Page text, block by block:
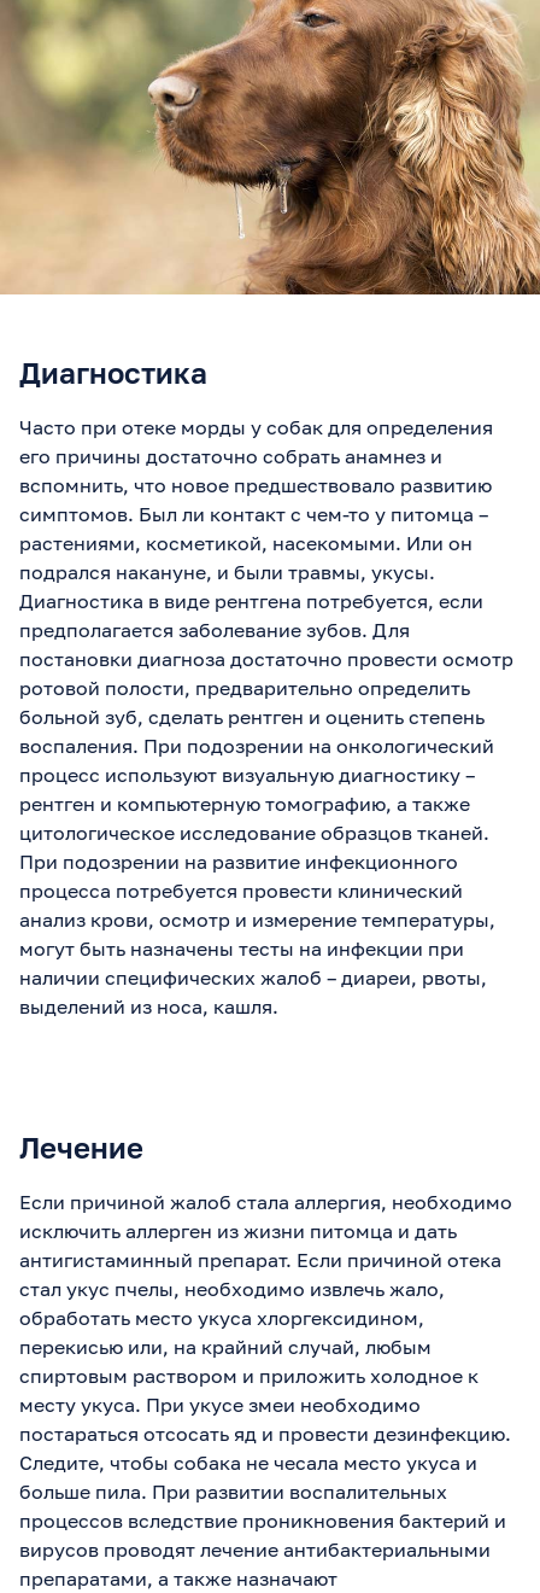
Диагностика
Часто при отеке морды у собак для определения
его причины достаточно собрать анамнез и
вспомнить, что новое предшествовало развитию
симптомов. Был ли контакт с чем-то у питомца –
растениями, косметикой, насекомыми. Или он
подрался накануне, и были травмы, укусы.
Диагностика в виде рентгена потребуется, если
предполагается заболевание зубов. Для
постановки диагноза достаточно провести осмотр
ротовой полости, предварительно определить
больной зуб, сделать рентген и оценить степень
воспаления. При подозрении на онкологический
процесс используют визуальную диагностику –
рентген и компьютерную томографию, а также
цитологическое исследование образцов тканей.
При подозрении на развитие инфекционного
процесса потребуется провести клинический
анализ крови, осмотр и измерение температуры,
могут быть назначены тесты на инфекции при
наличии специфических жалоб – диареи, рвоты,
выделений из носа, кашля.
Лечение
Если причиной жалоб стала аллергия, необходимо
исключить аллерген из жизни питомца и дать
антигистаминный препарат. Если причиной отека
стал укус пчелы, необходимо извлечь жало,
обработать место укуса хлоргексидином,
перекисью или, на крайний случай, любым
спиртовым раствором и приложить холодное к
месту укуса. При укусе змеи необходимо
постараться отсосать яд и провести дезинфекцию.
Следите, чтобы собака не чесала место укуса и
больше пила. При развитии воспалительных
процессов вследствие проникновения бактерий и
вирусов проводят лечение антибактериальными
препаратами, а также назначают